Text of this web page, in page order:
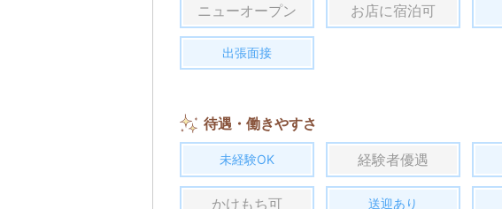
ニューオープン お店に宿泊可
出張面接
待遇・働きやすさ
未経験OK 経験者優遇
かけもち可 送迎あり